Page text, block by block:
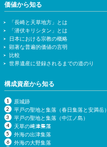
価値から知る
「長崎と天草地方」とは
「潜伏キリシタン」とは
日本における宗教の概略
顕著な普遍的価値の言明
比較
世界遺産に登録されるまでの道のり
構成資産から知る
原城跡
平戸の聖地と集落（春日集落と安満岳）
平戸の聖地と集落（中江ノ島）
天草の﨑津集落
外海の出津集落
外海の大野集落